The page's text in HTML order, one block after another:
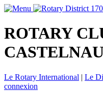
ROTARY
Le Rotary International | Le
connexion